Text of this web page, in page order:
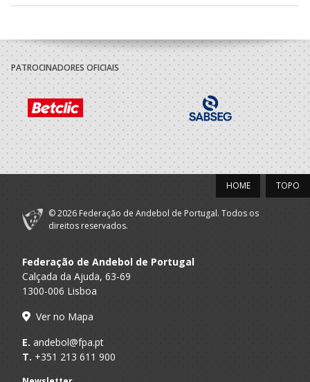
PATROCINADORES OFICIAIS
TOPO
HOME
© 2026 Federação de Andebol de Portugal. Todos os
direitos reservados.
Federação de Andebol de Portugal
Calçada da Ajuda, 63-69
1300-006 Lisboa
Ver no Mapa
E. andebol@fpa.pt
T. +351 213 611 900